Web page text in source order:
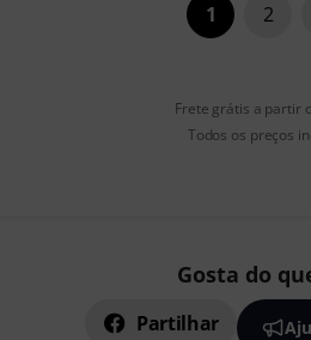
1 2
Frete grátis a partir
Todos os preços
Gosta do
Partilhar